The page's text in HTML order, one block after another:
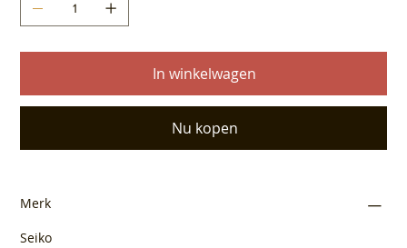
In winkelwagen
Nu kopen
Merk
Seiko